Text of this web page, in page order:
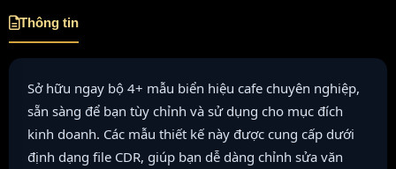
Thông tin
Sở hữu ngay bộ 4+ mẫu biển hiệu cafe chuyên nghiệp,
sẵn sàng để bạn tùy chỉnh và sử dụng cho mục đích
kinh doanh. Các mẫu thiết kế này được cung cấp dưới
định dạng file CDR, giúp bạn dễ dàng chỉnh sửa văn